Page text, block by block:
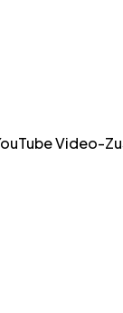
Video-